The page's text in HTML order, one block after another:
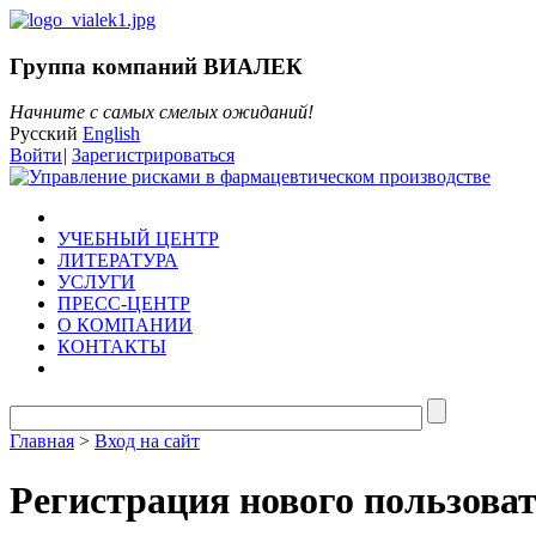
Группа компаний ВИАЛЕК
Начните с самых смелых ожиданий!
Русский English
Войти| Зарегистрироваться
УЧЕБНЫЙ ЦЕНТР
ЛИТЕРАТУРА
УСЛУГИ
ПРЕСС-ЦЕНТР
О КОМПАНИИ
КОНТАКТЫ
Главная > Вход на сайт
Регистрация нового